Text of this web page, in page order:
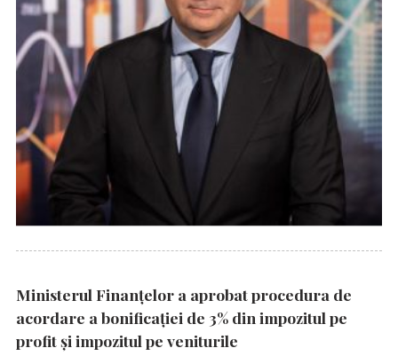
Ministerul Finanțelor a aprobat procedura de
acordare a bonificației de 3% din impozitul pe
profit și impozitul pe veniturile